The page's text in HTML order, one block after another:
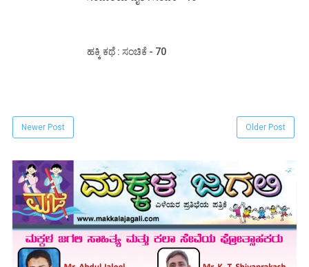
ಹಕ್ಕಿ ಕಥೆ : ಸಂಚಿಕೆ - 70
Newer Post Older Post